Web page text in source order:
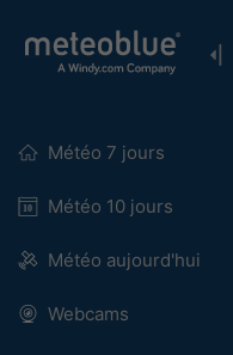
Météo 7 jours
Météo 10 jours
Météo aujourd'hui
Webcams